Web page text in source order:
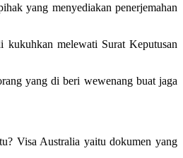
yang menyediakan penerjemahan
kukuhkan melewati Surat Keputusan
yang di beri wewenang buat jaga
Visa Australia yaitu dokumen yang